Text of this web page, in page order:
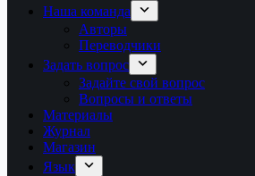
Наша команда
Авторы
Переводчики
Задать вопрос
Задайте свой вопрос
Вопросы и ответы
Материалы
Журнал
Магазин
Язык